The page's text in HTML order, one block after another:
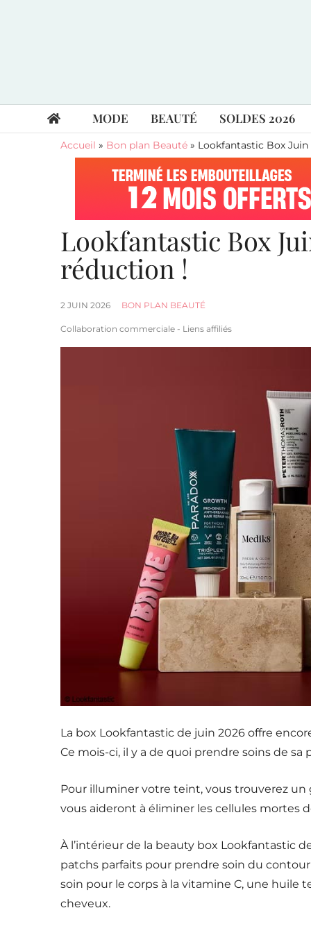
MODE BEAUTÉ SOLDES 2026
Accueil » Bon plan Beauté » Lookfantastic Box
Lookfantastic Box
réduction !
2 JUIN 2026 BON PLAN BEAUTÉ
Collaboration commerciale - Liens affiliés
La box Lookfantastic de juin 2026 offre
Ce mois-ci, il y a de quoi prendre soins de sa
Pour illuminer votre teint, vous trouverez
vous aideront à éliminer les cellules mortes
À l’intérieur de la beauty box Lookfantastic
patchs parfaits pour prendre soin du
soin pour le corps à la vitamine C, une huile
cheveux.